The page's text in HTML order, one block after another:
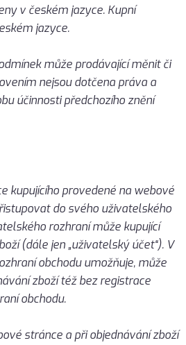
v českém jazyce. Kupní
jazyce.
může prodávající měnit či
nejsou dotčena práva a
účinnosti předchozího znění
kupujícího provedené na webové
do svého uživatelského
rozhraní může kupující
(dále jen „uživatelský účet“). V
obchodu umožňuje, může
zboží též bez registrace
obchodu.
stránce a při objednávání zboží